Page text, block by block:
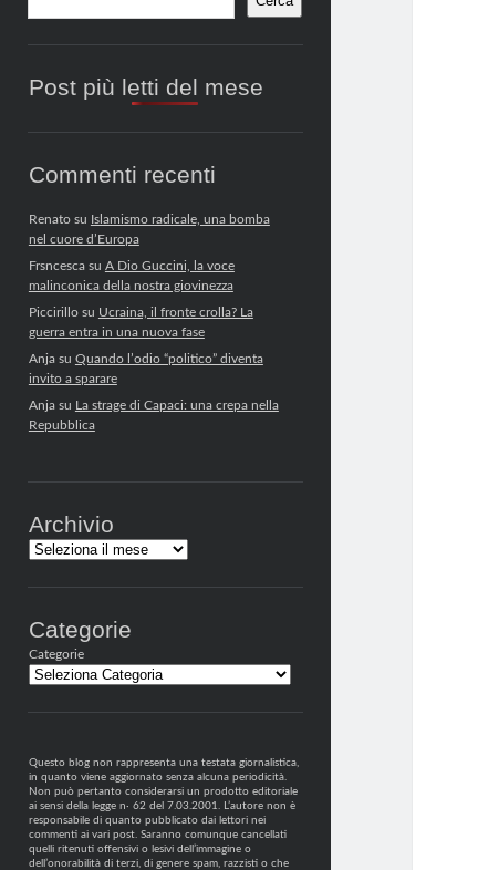
laterale
Post più letti del mese
Commenti recenti
Renatosu Islamismo radicale, una bomba
nel cuore d’Europa
Frsncescasu A Dio Guccini, la voce
malinconica della nostra giovinezza
Piccirillosu Ucraina, il fronte crolla? La
guerra entra in una nuova fase
Anjasu Quando l’odio “politico” diventa
invito a sparare
Anjasu La strage di Capaci: una crepa nella
Repubblica
Archivio
Archivi
Categorie
Categorie
Questo blog non rappresenta una testata giornalistica,
in quanto viene aggiornato senza alcuna periodicità.
Non può pertanto considerarsi un prodotto editoriale
ai sensi della legge n· 62 del 7.03.2001. L’autore non è
responsabile di quanto pubblicato dai lettori nei
commenti ai vari post. Saranno comunque cancellati
quelli ritenuti offensivi o lesivi dell’immagine o
dell’onorabilità di terzi, di genere spam, razzisti o che